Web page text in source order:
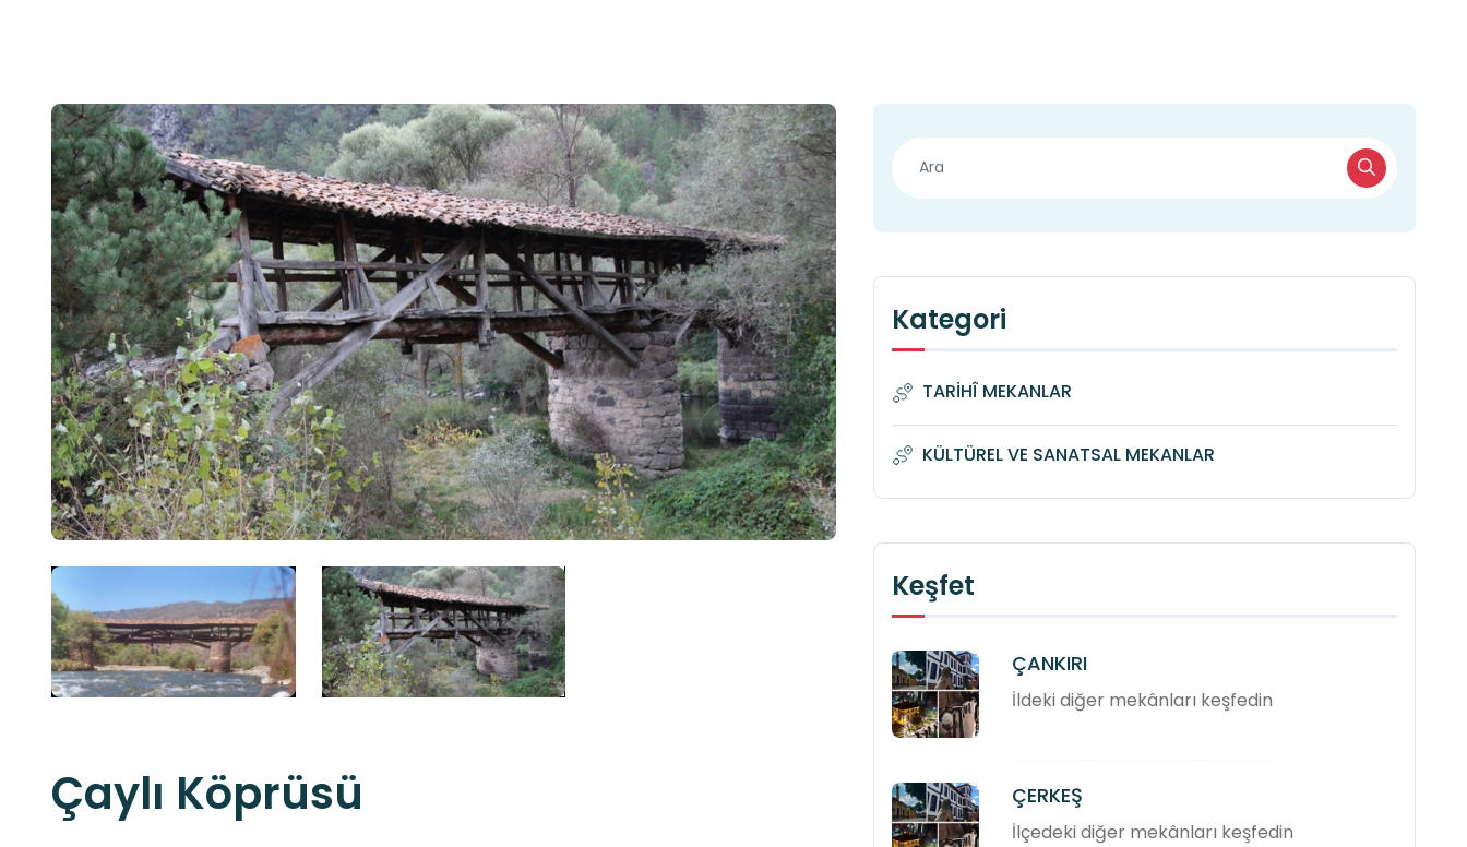
Çaylı Köprüsü
Kategori
TARİHÎ MEKANLAR
KÜLTÜREL VE SANATSAL MEKANLAR
Keşfet
ÇANKIRI
İldeki diğer mekânları keşfedin
ÇERKEŞ
İlçedeki diğer mekânları keşfedin